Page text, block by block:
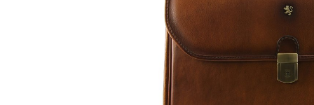
Сандалии
Туфли